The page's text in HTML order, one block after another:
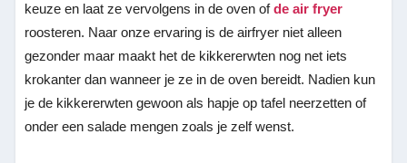
keuze en laat ze vervolgens in de oven ofde air fryer
roosteren. Naar onze ervaring is de airfryer niet alleen
gezonder maar maakt het de kikkererwten nog net iets
krokanter dan wanneer je ze in de oven bereidt. Nadien kun
je de kikkererwten gewoon als hapje op tafel neerzetten of
onder een salade mengen zoals je zelf wenst.